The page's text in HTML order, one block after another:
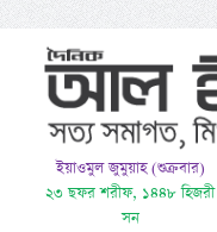
ইয়াওমুল জুমুয়াহ (শুক্রবার)
২৩ ছফর শরীফ, ১৪৪৮ হিজরী
সন